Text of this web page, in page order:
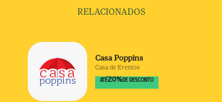
RELACIONADOS
Casa Poppins
Casa de Eventos
ATÉ20% DE DESCONTO